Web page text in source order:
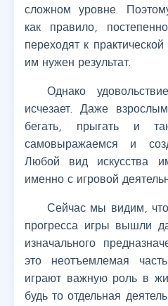
сложном уровне.
как правило,
переходят к
им нужен результат.
Однако
исчезает. Даже
бегать, прыгать и
самовыражаемся и
Любой вид искусства
именно с игровой
Сейчас мы видим,
прогресса игры вышли
изначального
это неотъемлемая
играют важную роль в
будь то отдельная